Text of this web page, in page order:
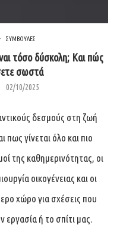
ΣΥΜΒΟΥΛΕΣ
τόσο δύσκολη; Και πώς
σωστά
02/10/2025
δεσμούς στη ζωή
γίνεται όλο και πιο
της καθημερινότητας, οι
οικογένειας και οι
χώρο για σχέσεις που
εργασία ή το σπίτι μας.